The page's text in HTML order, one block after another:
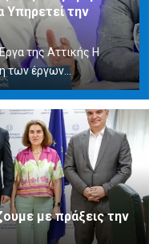
Υπηρετεί την
της Αττικής Η
των έργων...
με πράξεις την